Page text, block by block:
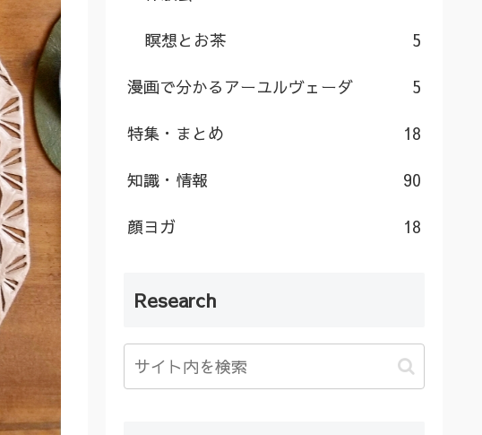
瞑想とお茶 5
漫画で分かるアーユルヴェーダ 5
特集・まとめ 18
知識・情報 90
顔ヨガ 18
Research